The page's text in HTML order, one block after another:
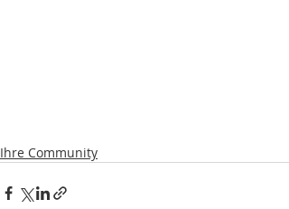
Ihre Community